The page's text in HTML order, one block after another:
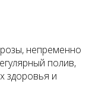
непременно
полив,
здоровья и